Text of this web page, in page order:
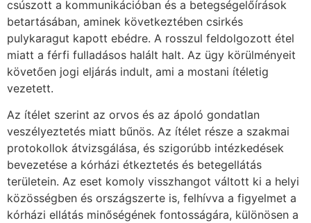
csúszott a kommunikációban és a betegségelőírások
betartásában, aminek következtében csirkés
pulykaragut kapott ebédre. A rosszul feldolgozott étel
miatt a férfi fulladásos halált halt. Az ügy körülményeit
követően jogi eljárás indult, ami a mostani ítéletig
vezetett.
Az ítélet szerint az orvos és az ápoló gondatlan
veszélyeztetés miatt bűnös. Az ítélet része a szakmai
protokollok átvizsgálása, és szigorúbb intézkedések
bevezetése a kórházi étkeztetés és betegellátás
területein. Az eset komoly visszhangot váltott ki a helyi
közösségben és országszerte is, felhívva a figyelmet a
kórházi ellátás minőségének fontosságára, különösen a